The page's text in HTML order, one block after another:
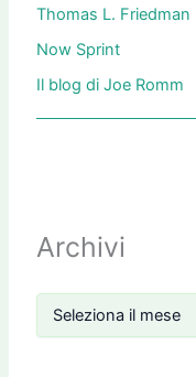
Thomas L. Friedman
Now Sprint
Il blog di Joe Romm
Archivi